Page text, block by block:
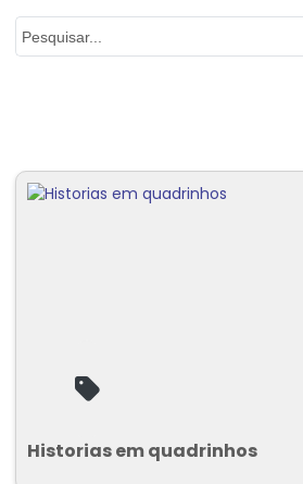
Historias em quadrinhos